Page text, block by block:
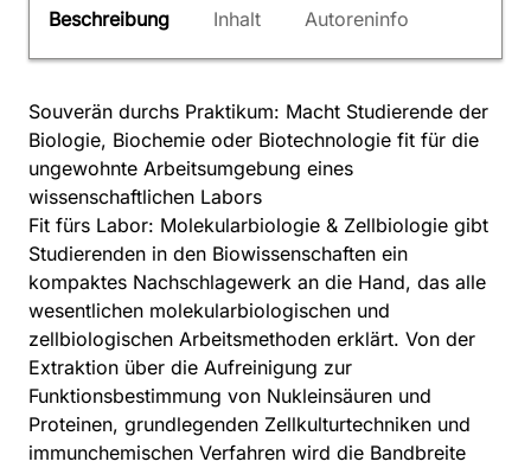
Beschreibung Inhalt Autoreninfo
Souverän durchs Praktikum: Macht Studierende der
Biologie, Biochemie oder Biotechnologie fit für die
ungewohnte Arbeitsumgebung eines
wissenschaftlichen Labors
Fit fürs Labor: Molekularbiologie & Zellbiologie gibt
Studierenden in den Biowissenschaften ein
kompaktes Nachschlagewerk an die Hand, das alle
wesentlichen molekularbiologischen und
zellbiologischen Arbeitsmethoden erklärt. Von der
Extraktion über die Aufreinigung zur
Funktionsbestimmung von Nukleinsäuren und
Proteinen, grundlegenden Zellkulturtechniken und
immunchemischen Verfahren wird die Bandbreite